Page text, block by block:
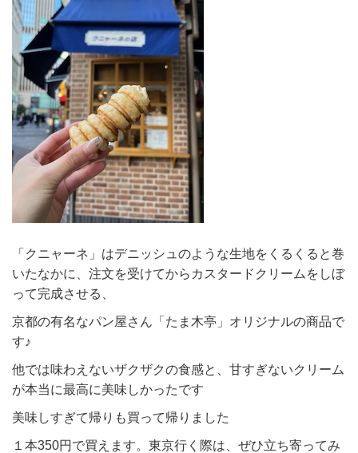
「クニャーネ」はデニッシュのような生地をくるくると巻
いたなかに、注文を受けてからカスタードクリームをしぼ
って完成させる、
京都の有名なパン屋さん「たま木亭」オリジナルの商品で
す♪
他では味わえないザクザクの食感と、甘すぎないクリーム
が本当に最高に美味しかったです
美味しすぎて帰りも買って帰りました
１本350円で買えます。東京行く際は、ぜひ立ち寄ってみ